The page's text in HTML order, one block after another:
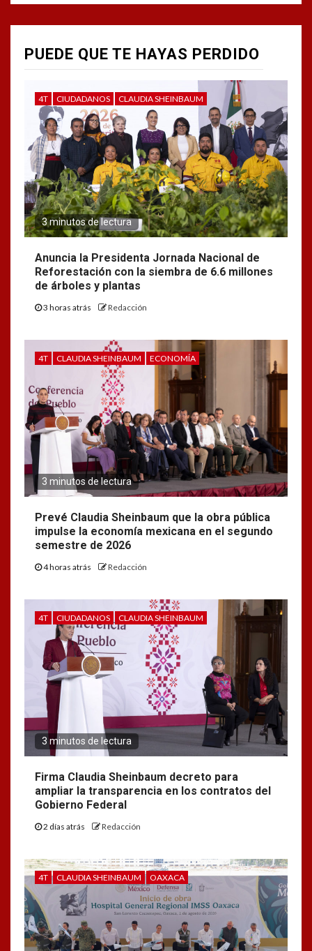
PUEDE QUE TE HAYAS PERDIDO
4T CIUDADANOS CLAUDIA SHEINBAUM
3 minutos de lectura
Anuncia la Presidenta Jornada Nacional de
Reforestación con la siembra de 6.6 millones
de árboles y plantas
3 horas atrás Redacción
4T CLAUDIA SHEINBAUM ECONOMÍA
3 minutos de lectura
Prevé Claudia Sheinbaum que la obra pública
impulse la economía mexicana en el segundo
semestre de 2026
4 horas atrás Redacción
4T CIUDADANOS CLAUDIA SHEINBAUM
3 minutos de lectura
Firma Claudia Sheinbaum decreto para
ampliar la transparencia en los contratos del
Gobierno Federal
2 días atrás Redacción
4T CLAUDIA SHEINBAUM OAXACA